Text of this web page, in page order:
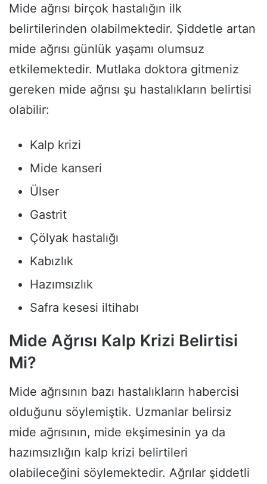
Mide ağrısı birçok hastalığın ilk
belirtilerinden olabilmektedir. Şiddetle artan
mide ağrısı günlük yaşamı olumsuz
etkilemektedir. Mutlaka doktora gitmeniz
gereken mide ağrısı şu hastalıkların belirtisi
olabilir:
Kalp krizi
Mide kanseri
Ülser
Gastrit
Çölyak hastalığı
Kabızlık
Hazımsızlık
Safra kesesi iltihabı
Mide Ağrısı Kalp Krizi Belirtisi
Mi?
Mide ağrısının bazı hastalıkların habercisi
olduğunu söylemiştik. Uzmanlar belirsiz
mide ağrısının, mide ekşimesinin ya da
hazımsızlığın kalp krizi belirtileri
olabileceğini söylemektedir. Ağrılar şiddetli